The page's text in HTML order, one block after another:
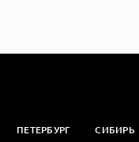
ПЕТЕРБУРГ СИБИРЬ